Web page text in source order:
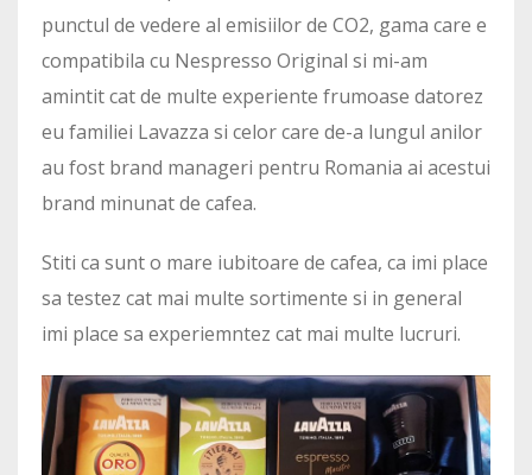
punctul de vedere al emisiilor de CO2, gama care e
compatibila cu Nespresso Original si mi-am
amintit cat de multe experiente frumoase datorez
eu familiei Lavazza si celor care de-a lungul anilor
au fost brand manageri pentru Romania ai acestui
brand minunat de cafea.
Stiti ca sunt o mare iubitoare de cafea, ca imi place
sa testez cat mai multe sortimente si in general
imi place sa experiemntez cat mai multe lucruri.